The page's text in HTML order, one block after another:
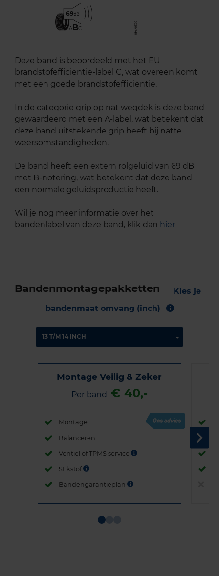
69
ABC
Deze band is beoordeeld met het EU
brandstofefficiëntie-label C, wat overeen komt
met een goede brandstofefficiëntie.
In de categorie grip op nat wegdek is deze band
gewaardeerd met een A-label, wat betekent dat
deze band uitstekende grip heeft bij natte
weersomstandigheden.
De band heeft een extern rolgeluid van 69 dB
met B-notering, wat betekent dat deze band
een normale geluidsproductie heeft.
Wil je nog meer informatie over het
bandenlabel van deze band, klik dan hier
Bandenmontagepakketten
Kies je
bandenmaat omvang (inch)
Montage Veilig & Zeker
Per band € 40,-
Montage
Balanceren
Ventiel of TPMS service
Stikstof
Bandengarantieplan